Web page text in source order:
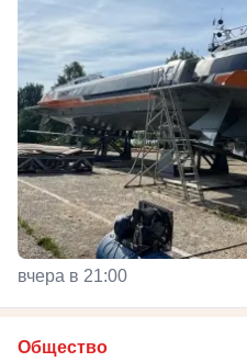
вчера в 21:00
Общество